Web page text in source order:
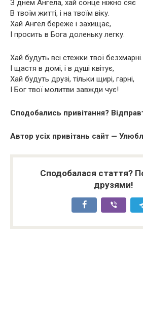
З днем Ангела, хай сонце ніжно сяє
В твоїм житті, і на твоїм віку.
Хай Ангел береже і захищає,
І просить в Бога доленьку легку.
Хай будуть всі стежки твої безхмарні.
І щастя в домі, і в душі квітує,
Хай будуть друзі, тільки щирі, гарні,
І Бог твої молитви завжди чує!
Сподобались привітання?
Автор усіх привітань сайт —
Сподобалася стаття?
друзями!